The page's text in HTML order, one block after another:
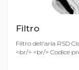
Filtro
Filtro dell'aria RSD
<br/> <br/> Codice